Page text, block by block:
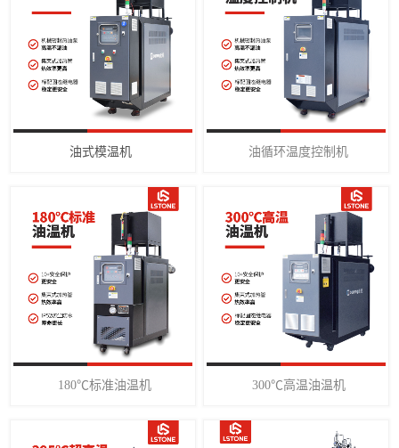
油式模温机 油循环温度控制机
180℃标准油温机 300℃高温油温机